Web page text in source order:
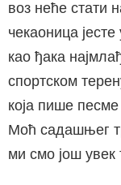
воз неће стати
чекаоница
као ђака
спортском
која пише
Моћ садашњег
ми смо још увек